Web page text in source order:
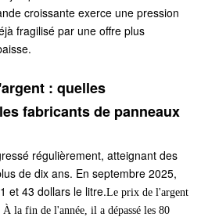
croissante exerce une pression
fragilisé par une offre plus
: quelles
fabricants de panneaux
régulièrement, atteignant des
de dix ans. En septembre 2025,
et 43 dollars le litre.Le prix de l'argent
la fin de l'année, il a dépassé les 80